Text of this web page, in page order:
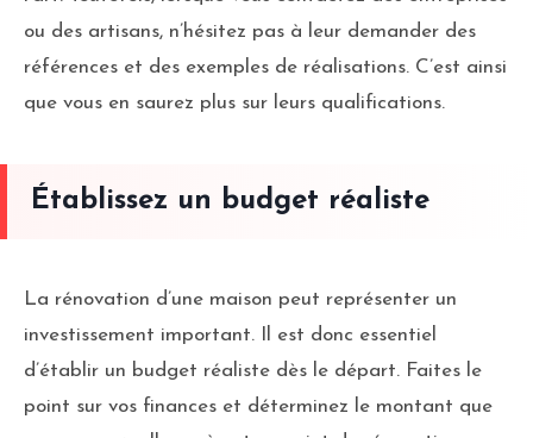
ou des artisans, n’hésitez pas à leur demander des
références et des exemples de réalisations. C’est ainsi
que vous en saurez plus sur leurs qualifications.
Établissez un budget réaliste
La rénovation d’une maison peut représenter un
investissement important. Il est donc essentiel
d’établir un budget réaliste dès le départ. Faites le
point sur vos finances et déterminez le montant que